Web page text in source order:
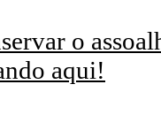
o
aqui!